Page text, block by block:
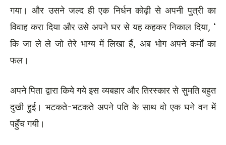
गया। और उसने जल्द ही एक निर्धन कोढ़ी से अपनी पुत्री का
विवाह करा दिया और उसे अपने घर से यह कहकर निकाल दिया, ‘
कि जा ले ले जो तेरे भाग्य में लिखा हैं, अब भोग अपने कर्मों का
फल।
अपने पिता द्वारा किये गये इस व्यबहार और तिरस्कार से सुमति बहुत
दुखी हुई। भटकते-भटकते अपने पति के साथ वो एक घने वन में
पहुँच गयी।